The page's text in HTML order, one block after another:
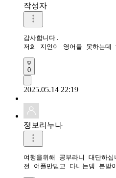
작성자
감사합니다.
저희 지인이 영어를 못하는데
0
2025.05.14 22:19
정보리누나
여행을위해 공부라니 대단하십
전 어플만믿고 다니는뎅 본받